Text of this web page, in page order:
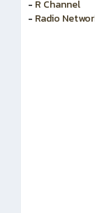
- R Channel
- Radio